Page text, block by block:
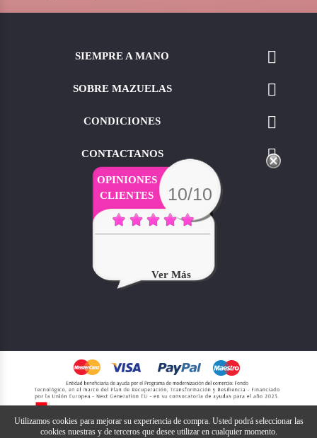
SIEMPRE A MANO 
SOBRE MAZUELAS 
CONDICIONES 
CONTACTANOS 
OPINIONES
CLIENTES
10/10
Ver Más
Utilizamos cookies para mejorar su experiencia de compra. Usted podrá seleccionar las
cookies nuestras y de terceros que desee utilizar en cualquier momento.